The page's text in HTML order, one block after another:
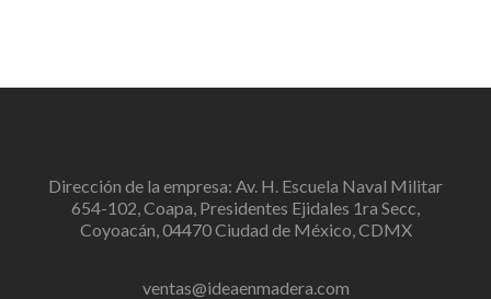
Dirección de la empresa: Av. H. Escuela Naval Militar
654-102, Coapa, Presidentes Ejidales 1ra Secc,
Coyoacán, 04470 Ciudad de México, CDMX
ventas@ideaenmadera.com